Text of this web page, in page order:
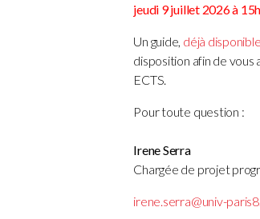
jeudi 9 juillet 2026 à 15h
Un guide, déjà
disposition afin de vous
ECTS.
Pour toute question :
Irene Serra
Chargée de projet
irene.serra@univ-